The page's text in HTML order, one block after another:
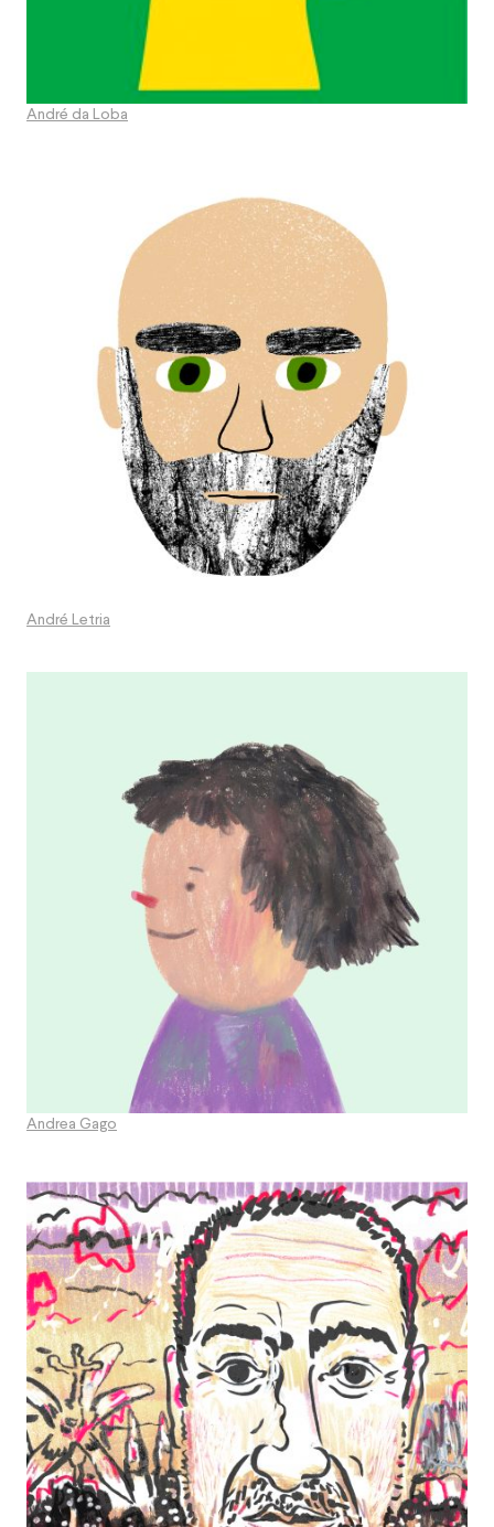
André da Loba
André Letria
Andrea Gago